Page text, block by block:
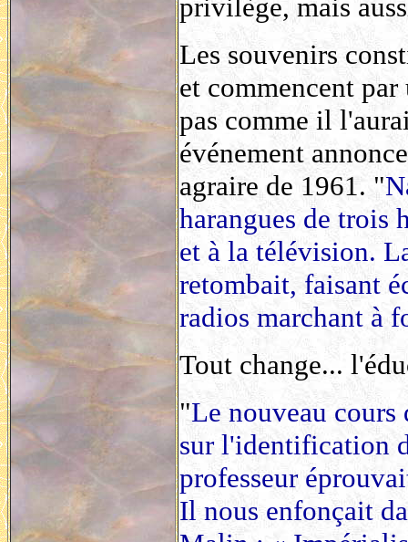
privilège, mais
Les souvenirs
et commencent
pas comme il
événement
agraire de 1961. "
harangues de trois
et à la télévision.
retombait, faisant
radios marchant à
Tout change...
"Le nouveau cours
sur l'identification
professeur
Il nous enfonçait